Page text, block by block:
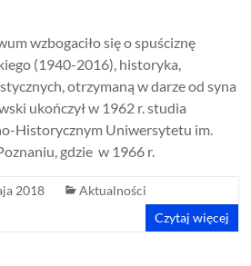
wzbogaciło się o spuściznę
(1940-2016), historyka,
otrzymaną w darze od syna
ukończył w 1962 r. studia
Historycznym Uniwersytetu im.
gdzie w 1966 r.
2018
Aktualności
Czytaj więcej